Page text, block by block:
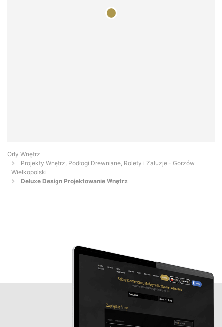
Orły Wnętrz
Projekty Wnętrz, Podłogi Drewniane, Rolety i Żaluzje - Gorzów
Wielkopolski
Deluxe Design Projektowanie Wnętrz